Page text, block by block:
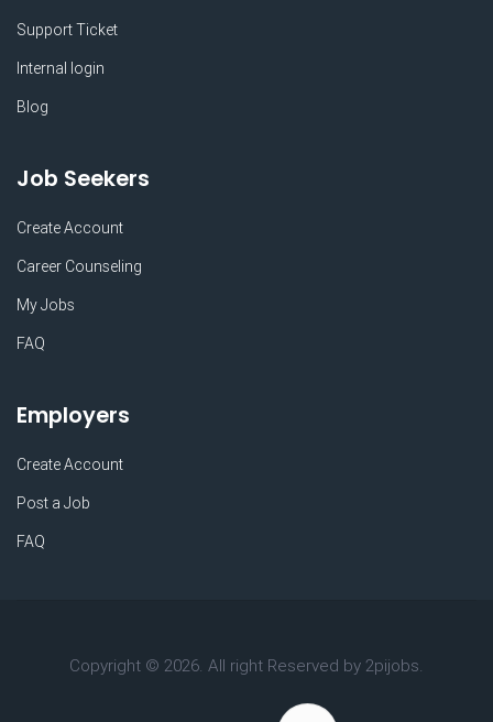
Support Ticket
Internal login
Blog
Job Seekers
Create Account
Career Counseling
My Jobs
FAQ
Employers
Create Account
Post a Job
FAQ
Copyright © 2026. All right Reserved by 2pijobs.